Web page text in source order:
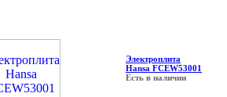
Электроплита
Hansa FCEW53001
Есть в наличии